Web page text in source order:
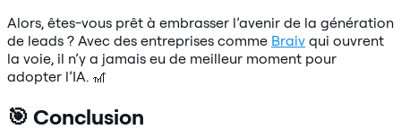
Alors, êtes-vous prêt à embrasser l’avenir de la génération
de leads ? Avec des entreprises comme Braiv qui ouvrent
la voie, il n’y a jamais eu de meilleur moment pour
adopter l’IA. 🎢
🎯 Conclusion